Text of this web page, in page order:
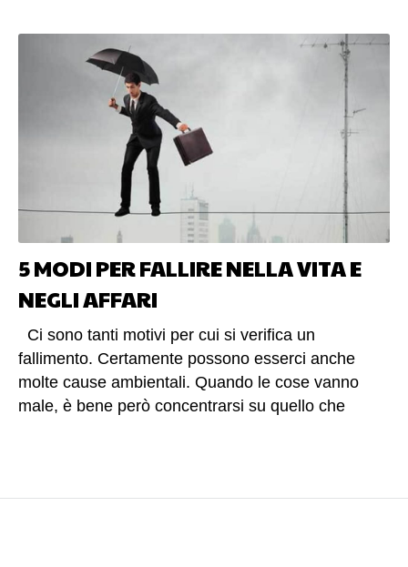
più possibile la distanza tra te e il tuo cliente.
in un sito web (come un titolo, una breve
descrizione ed un link per fruire della risorsa) o
anche le risorse per esteso. In quest’ultimo caso il
feed RSS non è solo un utile strumento messo a
disposizione da un webmaster a dei potenziali
utenti, ma un modo alternativo per divulgare
contenuti. (altro…)
5 MODI PER FALLIRE NELLA VITA E
NEGLI AFFARI
Ci sono tanti motivi per cui si verifica un
fallimento. Certamente possono esserci anche
molte cause ambientali. Quando le cose vanno
male, è bene però concentrarsi su quello che
strettamente da noi, per cambiarle. Vediamo di fare